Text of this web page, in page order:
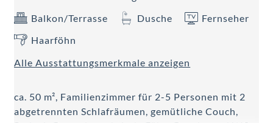
Balkon/Terrasse
Dusche
Fernseher
Haarföhn
Alle Ausstattungsmerkmale anzeigen
ca. 50 m², Familienzimmer für 2-5 Personen mit 2
abgetrennten Schlafräumen, gemütliche Couch,